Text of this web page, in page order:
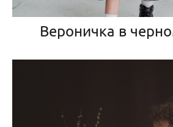
Вероничка в